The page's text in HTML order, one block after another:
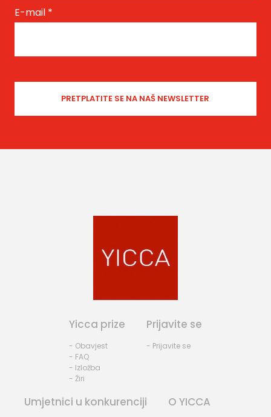
E-mail *
Yicca prize
- Obavjest
- FAQ
- Izložba
- Žiri
Prijavite se
- Prijavite se
Umjetnici u konkurenciji O YICCA